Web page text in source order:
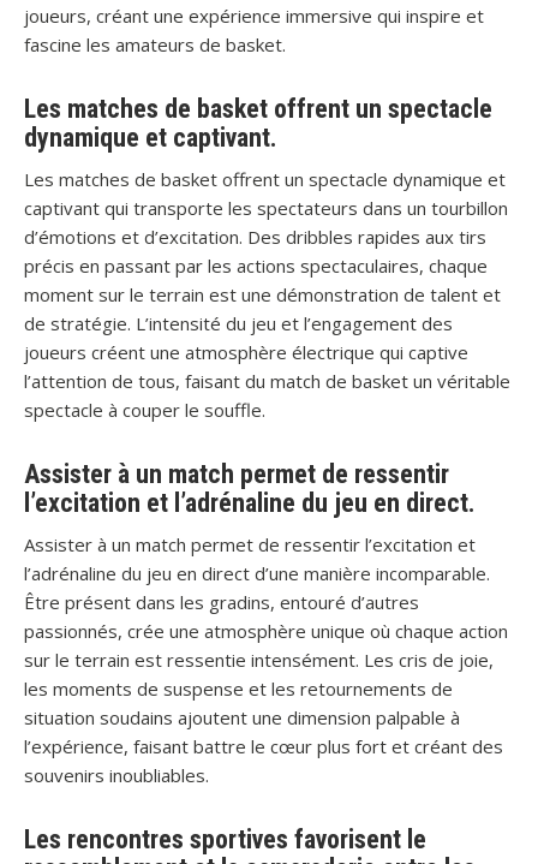
joueurs, créant une expérience immersive qui inspire et
fascine les amateurs de basket.
Les matches de basket offrent un spectacle
dynamique et captivant.
Les matches de basket offrent un spectacle dynamique et
captivant qui transporte les spectateurs dans un tourbillon
d’émotions et d’excitation. Des dribbles rapides aux tirs
précis en passant par les actions spectaculaires, chaque
moment sur le terrain est une démonstration de talent et
de stratégie. L’intensité du jeu et l’engagement des
joueurs créent une atmosphère électrique qui captive
l’attention de tous, faisant du match de basket un véritable
spectacle à couper le souffle.
Assister à un match permet de ressentir
l’excitation et l’adrénaline du jeu en direct.
Assister à un match permet de ressentir l’excitation et
l’adrénaline du jeu en direct d’une manière incomparable.
Être présent dans les gradins, entouré d’autres
passionnés, crée une atmosphère unique où chaque action
sur le terrain est ressentie intensément. Les cris de joie,
les moments de suspense et les retournements de
situation soudains ajoutent une dimension palpable à
l’expérience, faisant battre le cœur plus fort et créant des
souvenirs inoubliables.
Les rencontres sportives favorisent le